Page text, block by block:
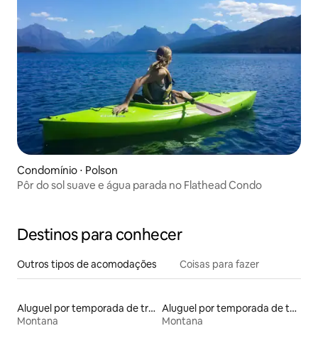
Condomínio ⋅ Polson
Pôr do sol suave e água parada no Flathead Condo
Destinos para conhecer
Outros tipos de acomodações Coisas para fazer
Aluguel por temporada de trailers
Montana
Aluguel por temporada de tendas tipi
Montana